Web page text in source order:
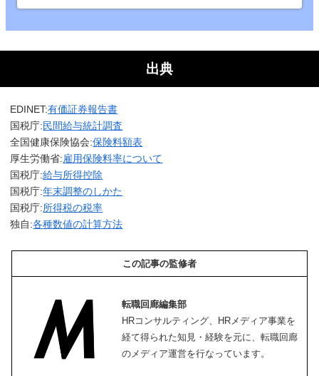
出典
EDINET:有価証券報告書
国税庁:民間給与統計調査
全国健康保険協会:保険料額表
厚生労働省:雇用保険料率について
国税庁:給与所得控除
国税庁:年末調整のしかた
国税庁:所得税の税率
独自:各種数値の計算方法
この記事の監修者
転職回廊編集部
HRコンサルティング、HRメディア事業を
経て得られた知見・経験を元に、転職回廊
のメディア運営を行なっています。